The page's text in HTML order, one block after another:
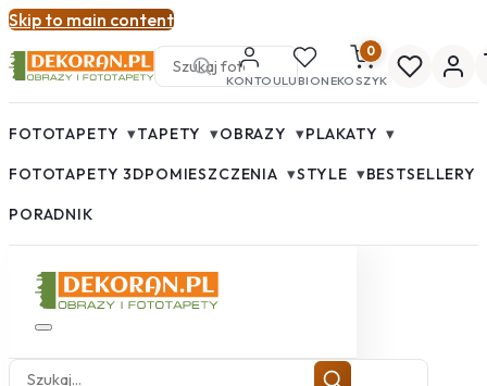
Skip to main content
KONTOULUBIONE
0
KOSZYK
FOTOTAPETY ▾TAPETY ▾OBRAZY ▾PLAKATY ▾
FOTOTAPETY 3DPOMIESZCZENIA ▾STYLE ▾BESTSELLERY
PORADNIK